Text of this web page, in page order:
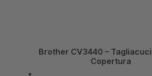
Brother CV3440 –
Copertura